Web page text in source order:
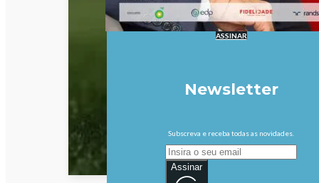
ASSINAR
Newsletter
Subscreva e receba todas as novidades.
Assinar